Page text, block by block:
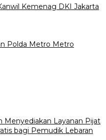
Kemenag DKI Jakarta
Polda Metro Metro
Menyediakan Layanan Pijat
bagi Pemudik Lebaran